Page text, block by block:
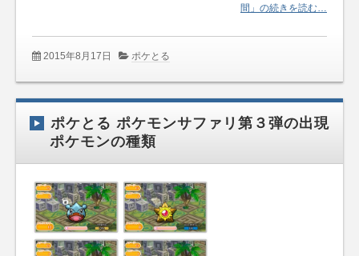
間」の続きを読む…
2015年8月17日 ポケとる
ポケとる ポケモンサファリ第３弾の出現
ポケモンの種類